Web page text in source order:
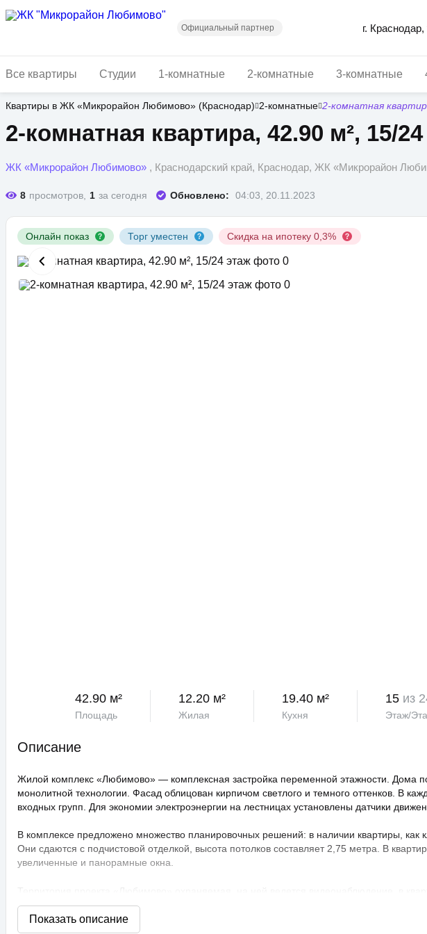
Официальный партнер г.
Все квартиры Студии 1-комнатные 2-комнатные 3-комнатные
Квартиры в ЖК «Микрорайон Любимово» (Краснодар) 2-комнатные 2-комнатная
2-комнатная квартира, 42.90 м², 15/
ЖК «Микрорайон Любимово» , Краснодарский край, Краснодар, ЖК «Микрорайон
8 просмотров, 1 за сегодня Обновлено: 04:03, 20.11.2023
Онлайн показ Торг уместен Скидка на ипотеку 0,3%
42.90 м²
Площадь
12.20 м²
Жилая
19.40 м²
Кухня
15 из
Этаж/
Описание
Жилой комплекс «Любимово» — комплексная застройка переменной этажности. Дома
монолитной технологии. Фасад облицован кирпичом светлого и темного оттенков. В
входных групп. Для экономии электроэнергии на лестницах установлены датчики
В комплексе предложено множество планировочных решений: в наличии квартиры, как
Они сдаются с подчистовой отделкой, высота потолков составляет 2,75 метра. В
увеличенные и панорамные окна.
распознаванием лиц и управлением через приложение. Придомовая территория
технологии сезонного цветения, выполнен многоуровневый ландшафтный дизайн. Во